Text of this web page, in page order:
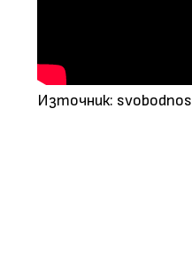
Източник: